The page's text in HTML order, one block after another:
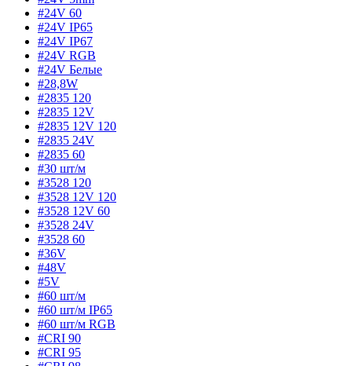
#24V 60
#24V IP65
#24V IP67
#24V RGB
#24V Белые
#28,8W
#2835 120
#2835 12V
#2835 12V 120
#2835 24V
#2835 60
#30 шт/м
#3528 120
#3528 12V 120
#3528 12V 60
#3528 24V
#3528 60
#36V
#48V
#5V
#60 шт/м
#60 шт/м IP65
#60 шт/м RGB
#CRI 90
#CRI 95